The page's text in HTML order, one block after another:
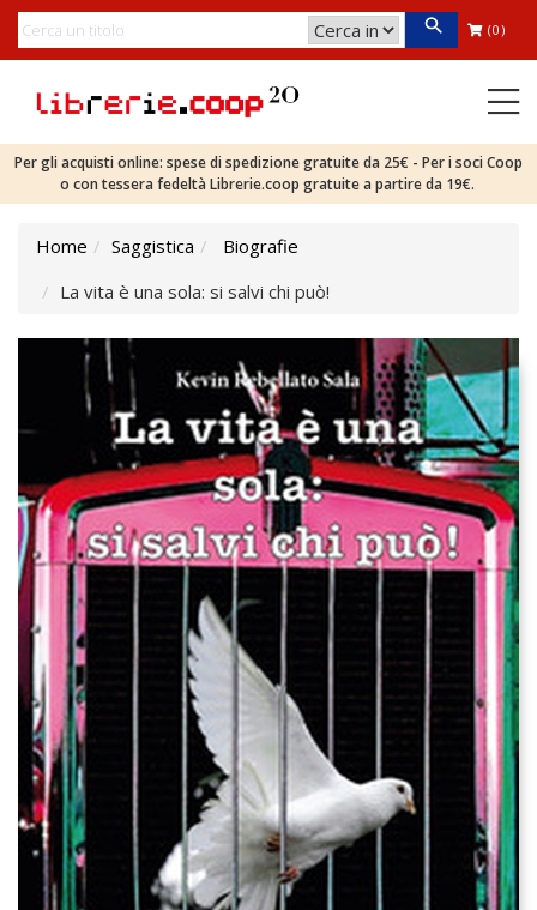
(0)
Per gli acquisti online: spese di spedizione gratuite da 25€ - Per i soci Coop
o con tessera fedeltà Librerie.coop gratuite a partire da 19€.
Home Saggistica
Biografie
La vita è una sola: si salvi chi può!